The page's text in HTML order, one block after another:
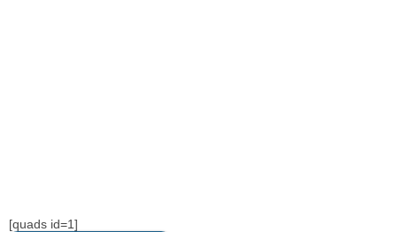
[quads id=1]